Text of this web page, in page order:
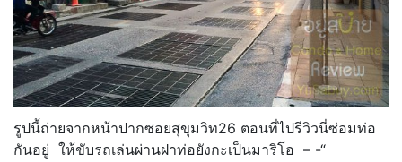
รูปนี้ถ่ายจากหน้าปากซอยสุขุมวิท26 ตอนที่ไปรีวิวนี่ซ่อมท่อ
กันอยู่ ให้ขับรถเล่นผ่านฝาท่อยังกะเป็นมาริโอ – -“